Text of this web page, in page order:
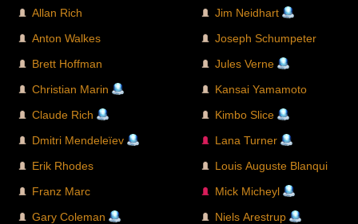
Allan Rich
Anton Walkes
Brett Hoffman
Christian Marin
Claude Rich
Dmitri Mendeleïev
Erik Rhodes
Franz Marc
Gary Coleman
Jim Neidhart
Joseph Schumpeter
Jules Verne
Kansai Yamamoto
Kimbo Slice
Lana Turner
Louis Auguste Blanqui
Mick Micheyl
Niels Arestrup